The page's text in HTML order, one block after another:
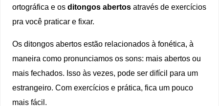
ortográfica e osditongos abertos através de exercícios
pra você praticar e fixar.
Os ditongos abertos estão relacionados à fonética, à
maneira como pronunciamos os sons: mais abertos ou
mais fechados. Isso às vezes, pode ser difícil para um
estrangeiro. Com exercícios e prática, fica um pouco
mais fácil.